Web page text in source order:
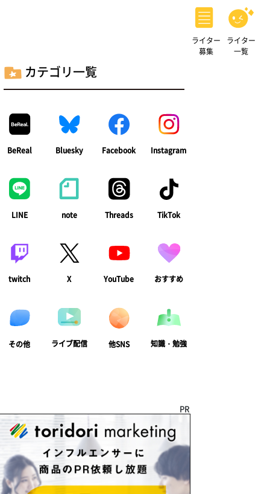
ライター
募集
ライター
一覧
カテゴリ一覧
BeReal Bluesky Facebook Instagram
LINE note Threads TikTok
twitch X YouTube おすすめ
その他 ライブ配信 他SNS 知識・勉強
PR